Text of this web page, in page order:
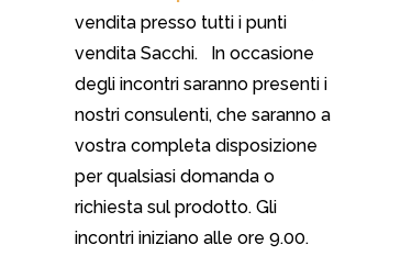
vendita presso tutti i punti
vendita Sacchi. In occasione
degli incontri saranno presenti i
nostri consulenti, che saranno a
vostra completa disposizione
per qualsiasi domanda o
richiesta sul prodotto. Gli
incontri iniziano alle ore 9.00.